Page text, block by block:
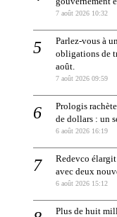
7 août 2026 10:32
Parlez-vous à
obligations de
août.
7 août 2026 09:59
Prologis
de dollars : un
6 août 2026 16:19
Redevco
avec deux
6 août 2026 15:12
Plus de huit